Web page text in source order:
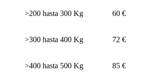
>200 hasta 300 Kg 60 €
>300 hasta 400 Kg 72 €
>400 hasta 500 Kg 85 €